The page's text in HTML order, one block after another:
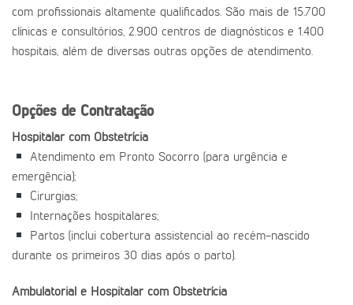
com profissionais altamente qualificados. São mais de 15.700
clínicas e consultórios, 2.900 centros de diagnósticos e 1.400
hospitais, além de diversas outras opções de atendimento.
Opções de Contratação
Hospitalar com Obstetrícia
Atendimento em Pronto Socorro (para urgência e
emergência);
Cirurgias;
Internações hospitalares;
Partos (inclui cobertura assistencial ao recém-nascido
durante os primeiros 30 dias após o parto).
Ambulatorial e Hospitalar com Obstetrícia